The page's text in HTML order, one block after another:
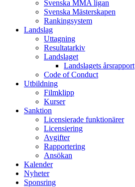
Svenska MMA ligan
Svenska Mästerskapen
Rankingsystem
Landslag
Uttagning
Resultatarkiv
Landslaget
Landslagets årsrapport
Code of Conduct
Utbildning
Filmklipp
Kurser
Sanktion
Licensierade funktionärer
Licensiering
Avgifter
Rapportering
Ansökan
Kalender
Nyheter
Sponsring